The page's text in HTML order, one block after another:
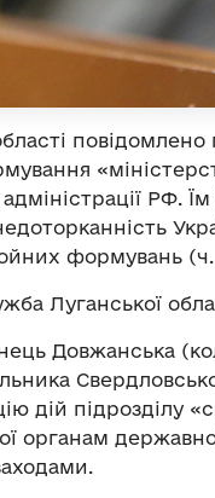
РФ.
формувань (ч.
Луганської
Довжанська
дій підрозділу
органам